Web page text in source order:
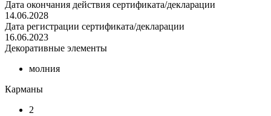
Дата окончания действия сертификата/декларации
14.06.2028
Дата регистрации сертификата/декларации
16.06.2023
Декоративные элементы
молния
Карманы
2